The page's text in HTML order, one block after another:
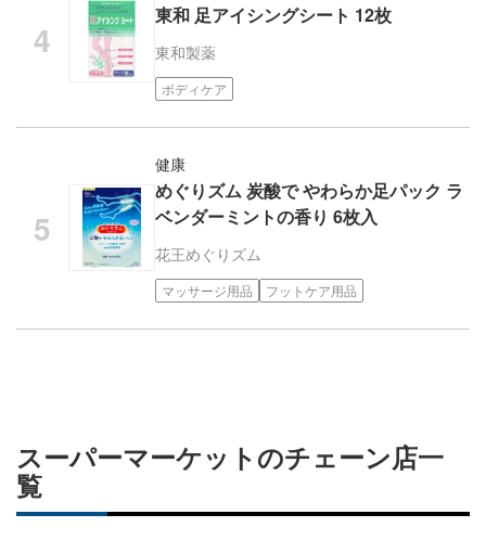
東和 足アイシングシート 12枚
東和製薬
ボディケア
健康
めぐりズム 炭酸で やわらか足パック ラ
ベンダーミントの香り 6枚入
花王めぐりズム
マッサージ用品 フットケア用品
スーパーマーケットのチェーン店一
覧